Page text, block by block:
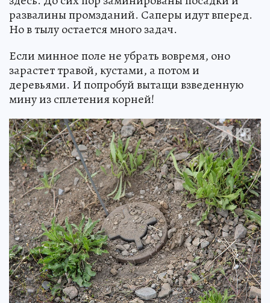
развалины промзданий. Саперы идут вперед.
Но в тылу остается много задач.
Если минное поле не убрать вовремя, оно
зарастет травой, кустами, а потом и
деревьями. И попробуй вытащи взведенную
мину из сплетения корней!